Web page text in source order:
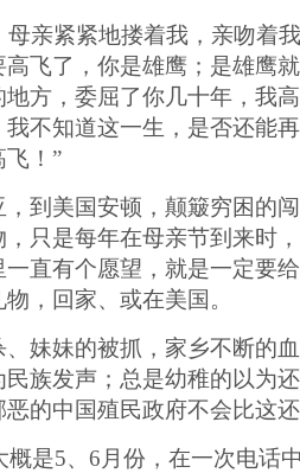
亲紧紧地搂着我，亲吻着
飞了，你是雄鹰；是雄鹰
方，委屈了你几十年，我
不知道这一生，是否还能
飞！”
到美国安顿，颠簸穷困的
只是每年在母亲节到来时
直有个愿望，就是一定要
，回家、或在美国。
妹妹的被抓，家乡不断的
族发声；总是幼稚的以为
的中国殖民政府不会比这
概是5、6月份，在一次电话